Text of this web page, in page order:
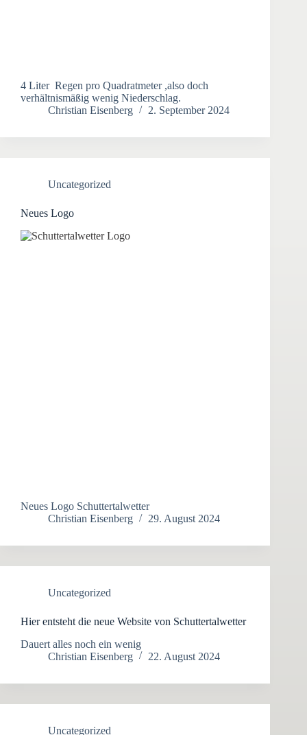
4 Liter Regen pro Quadratmeter ,also doch
verhältnismäßig wenig Niederschlag.
Christian Eisenberg
2. September 2024
Uncategorized
Neues Logo
Neues Logo Schuttertalwetter
Christian Eisenberg
29. August 2024
Uncategorized
Hier entsteht die neue Website von Schuttertalwetter
Dauert alles noch ein wenig
Christian Eisenberg
22. August 2024
Uncategorized